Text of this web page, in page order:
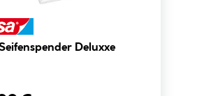
Seifenspender Deluxxe